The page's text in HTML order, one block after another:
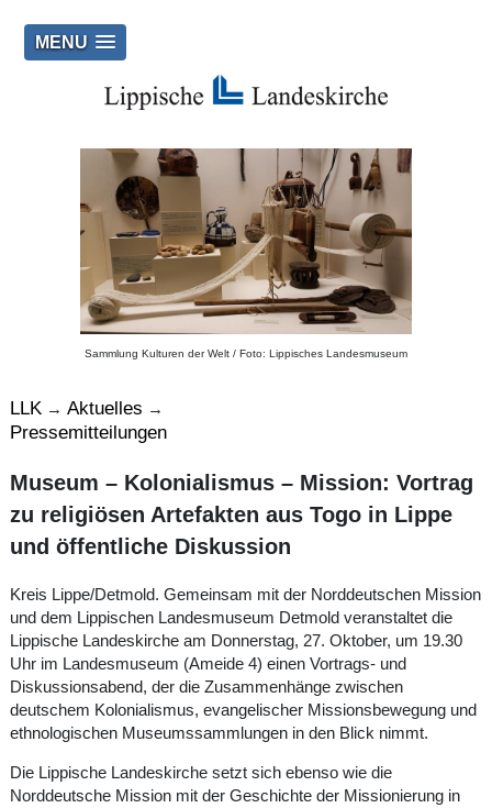
MENU
Sammlung Kulturen der Welt / Foto: Lippisches Landesmuseum
LLK → Aktuelles →
Pressemitteilungen
Museum – Kolonialismus – Mission: Vortrag
zu religiösen Artefakten aus Togo in Lippe
und öffentliche Diskussion
Kreis Lippe/Detmold. Gemeinsam mit der Norddeutschen Mission
und dem Lippischen Landesmuseum Detmold veranstaltet die
Lippische Landeskirche am Donnerstag, 27. Oktober, um 19.30
Uhr im Landesmuseum (Ameide 4) einen Vortrags- und
Diskussionsabend, der die Zusammenhänge zwischen
deutschem Kolonialismus, evangelischer Missionsbewegung und
ethnologischen Museumssammlungen in den Blick nimmt.
Die Lippische Landeskirche setzt sich ebenso wie die
Norddeutsche Mission mit der Geschichte der Missionierung in